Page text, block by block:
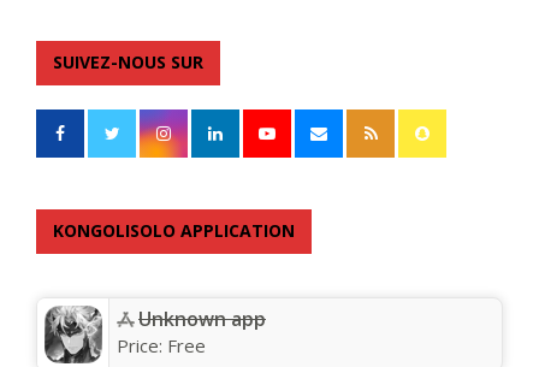
SUIVEZ-NOUS SUR
KONGOLISOLO APPLICATION
Unknown app
Price: Free